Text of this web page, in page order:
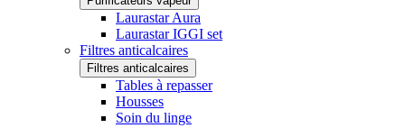
Laurastar Aura
Laurastar IGGI set
Filtres anticalcaires
Filtres anticalcaires
Tables à repasser
Housses
Soin du linge